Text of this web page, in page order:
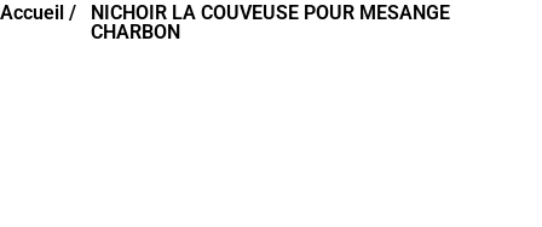
Accueil /
NICHOIR LA COUVEUSE POUR MESANGE
CHARBON